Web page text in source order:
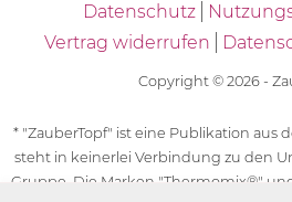
Datenschutz
Vertrag widerrufen
Copyright © 2026 -
* "ZauberTopf" ist eine Publikation aus
steht in keinerlei Verbindung zu den
Gruppe. Die Marken "Thermomix®"